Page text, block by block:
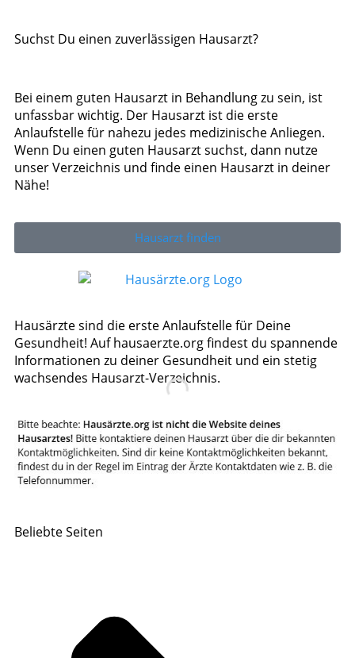
Suchst Du einen zuverlässigen Hausarzt?
Bei einem guten Hausarzt in Behandlung zu sein, ist
unfassbar wichtig. Der Hausarzt ist die erste
Anlaufstelle für nahezu jedes medizinische Anliegen.
Wenn Du einen guten Hausarzt suchst, dann nutze
unser Verzeichnis und finde einen Hausarzt in deiner
Nähe!
Hausarzt finden
Hausärzte sind die erste Anlaufstelle für Deine
Gesundheit! Auf hausaerzte.org findest du spannende
Informationen zu deiner Gesundheit und ein stetig
wachsendes Hausarzt-Verzeichnis.
Beliebte Seiten